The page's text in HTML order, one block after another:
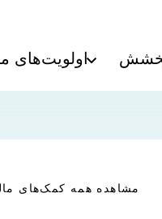
اولویت‌های
مشاهده همه کمک‌های